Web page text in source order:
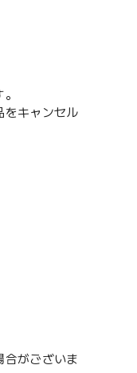
をキャンセル
合がございま